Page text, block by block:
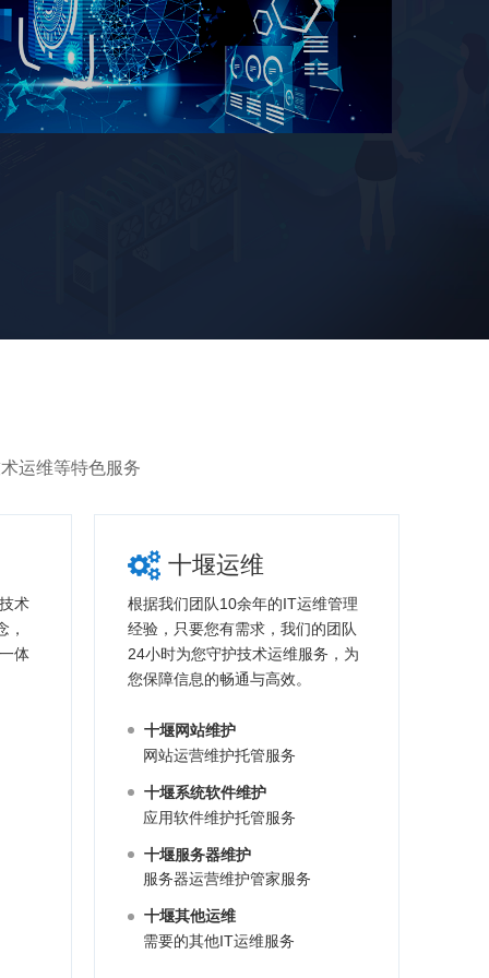
运维等特色服务
术
，
体
十堰运维
根据我们团队10余年的IT运维管理
经验，只要您有需求，我们的团队
24小时为您守护技术运维服务，为
您保障信息的畅通与高效。
十堰网站维护
网站运营维护托管服务
十堰系统软件维护
应用软件维护托管服务
十堰服务器维护
服务器运营维护管家服务
十堰其他运维
需要的其他IT运维服务